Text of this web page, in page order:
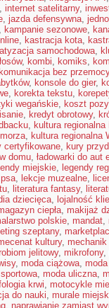
, internet satelitarny,
, jazda defensywna,
kampanie sezonowe,
, kastracja kota,
samochodowa,
, kombi, komiks,
komunikacja bez przemocy
, konsole do gier,
, korekta tekstu,
wegańskie, koszt
, kredyt obrotowy,
, kultura
, kultura regionalna
certyfikowane, kury
domu, ładowarki do aut
miejskie, legendy
, lekcje muzealne,
, literatura fantasy,
dziecięca, lojalność
ciepła, makijaż
polskie, mandat,
szeptany,
kultury, mechanik
jelitowy, mikrofony,
, moda ciążowa, moda
, moda uliczna,
krwi, motocykle
do nauki, murale
, naprawianie zamiast